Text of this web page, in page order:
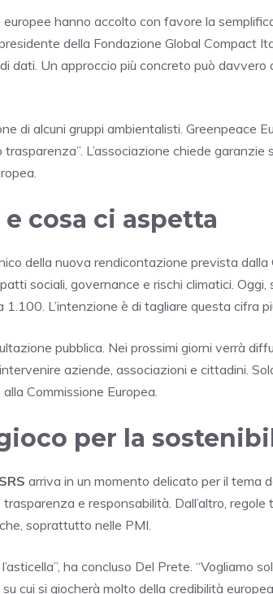
hanno accolto con favore la
della Fondazione Global Compact
dati. Un approccio più concreto può
di alcuni gruppi ambientalisti. Greenpeace
L’associazione chiede garanzie
cosa ci aspetta
della nuova rendicontazione prevista dalla
sociali, governance e rischi climatici.
L’intenzione è di tagliare questa cifra
pubblica. Nei prossimi giorni verrà
aziende, associazioni e cittadini.
Commissione Europea.
per la
arriva in un momento delicato per il tema
e responsabilità. Dall’altro, regole
soprattutto nelle PMI.
ha concluso Del Prete. “Vogliamo
cui si giocherà molto della credibilità